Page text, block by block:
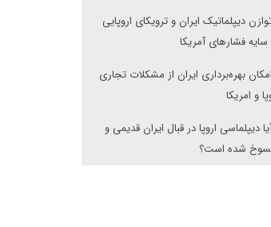
دیپلماتیک ایران و ترویکای اروپایی
سایه فشارهای آمریکا
امکان بهره‌برداری ایران از مشکلات تجاری
و امریکا
دیپلماسی اروپا در قبال ایران قدیمی و
شده است؟